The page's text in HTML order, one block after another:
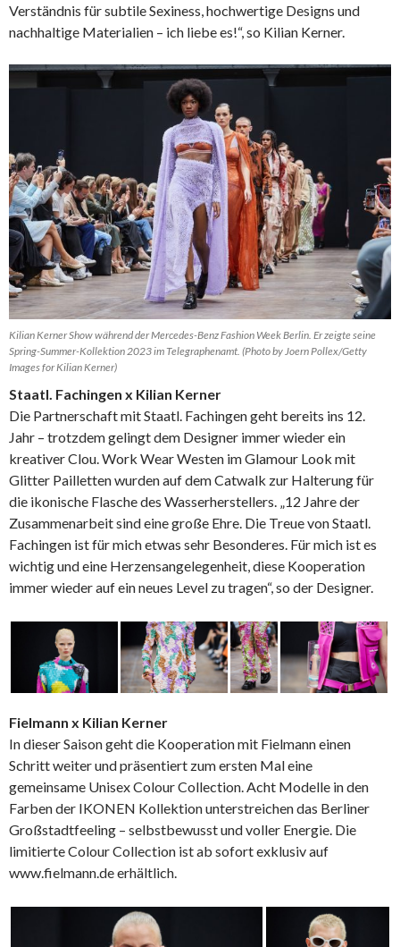
Verständnis für subtile Sexiness, hochwertige Designs und
nachhaltige Materialien – ich liebe es!“, so Kilian Kerner.
Kilian Kerner Show während der Mercedes-Benz Fashion Week Berlin. Er zeigte seine
Spring-Summer-Kollektion 2023 im Telegraphenamt. (Photo by Joern Pollex/Getty
Images for Kilian Kerner)
Staatl. Fachingen x Kilian Kerner
Die Partnerschaft mit Staatl. Fachingen geht bereits ins 12.
Jahr – trotzdem gelingt dem Designer immer wieder ein
kreativer Clou. Work Wear Westen im Glamour Look mit
Glitter Pailletten wurden auf dem Catwalk zur Halterung für
die ikonische Flasche des Wasserherstellers. „12 Jahre der
Zusammenarbeit sind eine große Ehre. Die Treue von Staatl.
Fachingen ist für mich etwas sehr Besonderes. Für mich ist es
wichtig und eine Herzensangelegenheit, diese Kooperation
immer wieder auf ein neues Level zu tragen“, so der Designer.
Fielmann x Kilian Kerner
In dieser Saison geht die Kooperation mit Fielmann einen
Schritt weiter und präsentiert zum ersten Mal eine
gemeinsame Unisex Colour Collection. Acht Modelle in den
Farben der IKONEN Kollektion unterstreichen das Berliner
Großstadtfeeling – selbstbewusst und voller Energie. Die
limitierte Colour Collection ist ab sofort exklusiv auf
www.fielmann.de erhältlich.